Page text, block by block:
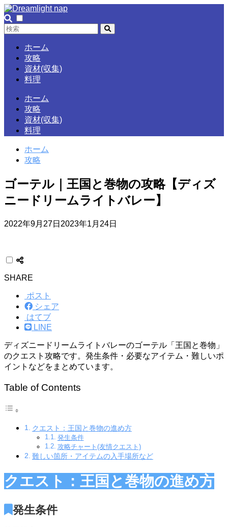
ホーム
攻略
資材(収集)
料理
ホーム
攻略
資材(収集)
料理
ホーム
攻略
ゴーテル｜王国と巻物の攻略【ディズ
ニードリームライトバレー】
2022年9月27日 2023年1月24日
SHARE
ポスト
シェア
はてブ
LINE
ディズニードリームライトバレーのゴーテル「王国と巻物」
のクエスト攻略です。発生条件・必要なアイテム・難しいポ
イントなどをまとめています。
Table of Contents
クエスト：王国と巻物の進め方
発生条件
攻略チャート(友情クエスト)
難しい箇所・アイテムの入手場所など
クエスト：王国と巻物の進め方
発生条件